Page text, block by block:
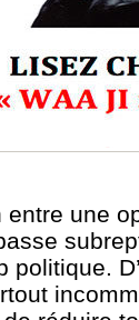
entre une
politique.